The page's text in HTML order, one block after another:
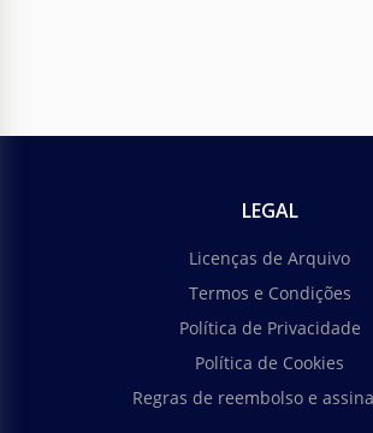
LEGAL
Licenças de Arquivo
Termos e Condições
Política de Privacidade
Política de Cookies
Regras de reembolso e